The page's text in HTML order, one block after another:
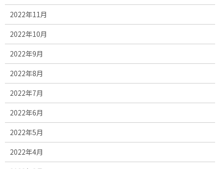
2022年11月
2022年10月
2022年9月
2022年8月
2022年7月
2022年6月
2022年5月
2022年4月